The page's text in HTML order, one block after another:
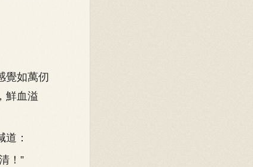
覺如萬仞
鮮血溢
：
！”